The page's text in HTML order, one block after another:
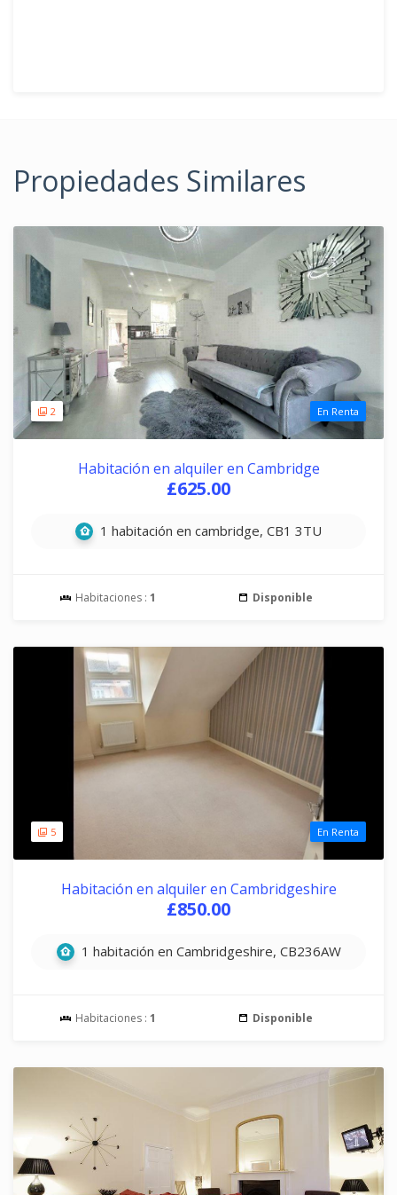
Propiedades Similares
2 En Renta
Habitación en alquiler en Cambridge
£625.00
1 habitación en cambridge, CB1 3TU
Habitaciones : 1 Disponible
5 En Renta
Habitación en alquiler en Cambridgeshire
£850.00
1 habitación en Cambridgeshire, CB236AW
Habitaciones : 1 Disponible